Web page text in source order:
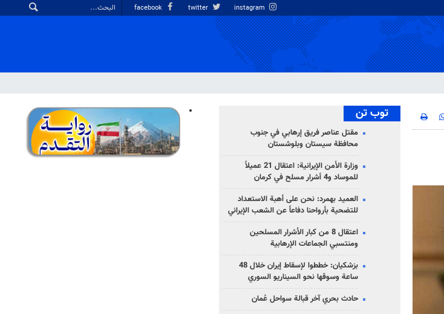
توب تن
مقتل عناصر فريق إرهابي في جنوب
محافظة سيستان وبلوشستان
وزارة الأمن الإيرانية: اعتقال 21 عميلاً
للموساد و4 أشرار مسلح في كرمان
العميد بهمرد: نحن على أهبة الاستعداد
للتضحية بأرواحنا دفاعاً عن الشعب الإيراني
اعتقال 8 من كبار الأشرار المسلحين
ومنتسبي الجماعات الإرهابية
بزشكيان: خططوا لإسقاط إيران خلال 48
ساعة وسوقها نحو السيناريو السوري
حادث بحري آخر قبالة سواحل عُمان